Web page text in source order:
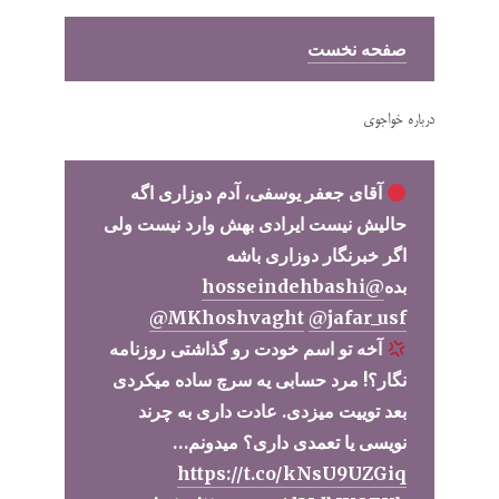
صفحه نخست
درباره خواجوی
آقای جعفر یوسفی، آدم دوزاری اگه
حالیش نیست ایرادی بهش وارد نیست ولی
اگر خبرنگار دوزاری باشه
بده@hosseindehbashi
@MKhoshvaght @jafar_usf
آخه تو اسم خودت رو گذاشتی روزنامه
نگار؟! مرد حسابی یه سرچ ساده میکردی
بعد توییت میزدی. عادت داری به چرند
نویسی یا تعمدی داری؟ میدونم…
https://t.co/kNsU9UZGiq